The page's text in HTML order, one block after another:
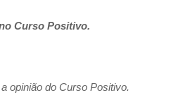
Curso Positivo.
opinião do Curso Positivo.